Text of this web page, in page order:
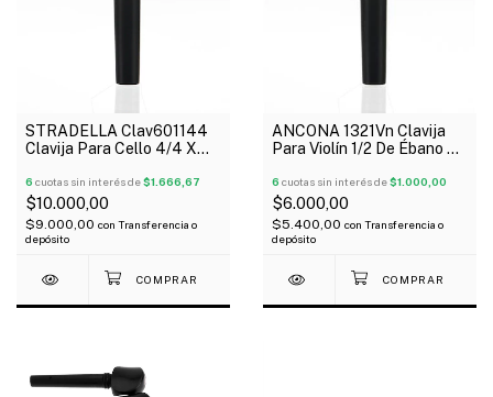
STRADELLA Clav601144
Clavija Para Cello 4/4 X
6 cuotas sin interés de$1.666,67
$10.000,00
$9.000,00 con Transferencia o
depósito
ANCONA 1321Vn Clavija
Para Violín 1/2 De Ébano X
6 cuotas sin interés de$1.000,00
$6.000,00
$5.400,00 con Transferencia o
depósito